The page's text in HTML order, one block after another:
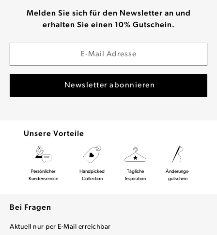
Melden Sie sich für den Newsletter an und
erhalten Sie einen 10% Gutschein.
Unsere Vorteile
Persönlicher
Kundenservice
Handpicked
Collection
Tägliche
Inspiration
Änderungs-
gutschein
Bei Fragen
Aktuell nur per E-Mail erreichbar